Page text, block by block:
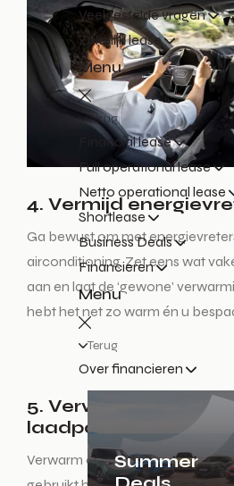
Veelgestelde vragen
Zakelijk lease
Menu
Terug
Financial lease
Full operational lease
Netto operational lease
Shortlease
Business Deals
Financieren
Menu
Terug
Over financieren
Summer
4. Vermijd
Ga bewust om met
airconditioning. Zet eens wat
aan en laat de ‘gewone’
hebt het net zo warm én u
5. Verwarm of koel
laadpaal
Verwarm of koel uw auto als hij